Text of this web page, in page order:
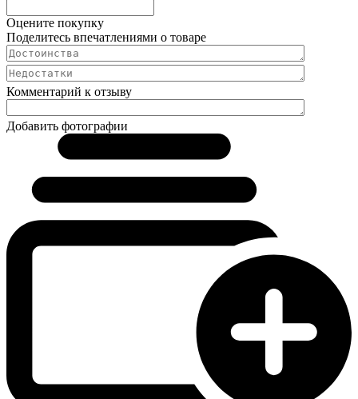
Оцените покупку
Поделитесь впечатлениями о товаре
Комментарий к отзыву
Добавить фотографии